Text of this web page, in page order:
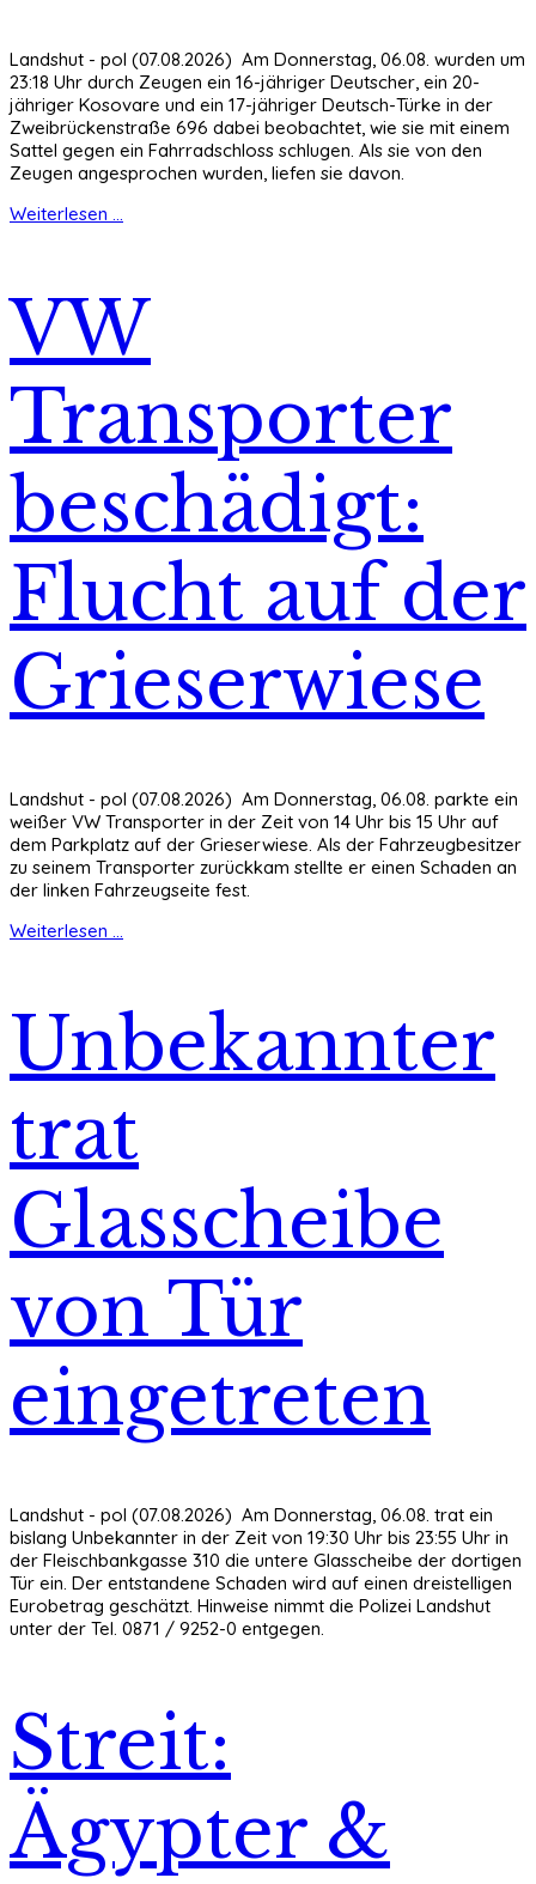
Landshut - pol (07.08.2026) Am Donnerstag, 06.08. wurden um
23:18 Uhr durch Zeugen ein 16-jähriger Deutscher, ein 20-
jähriger Kosovare und ein 17-jähriger Deutsch-Türke in der
Zweibrückenstraße 696 dabei beobachtet, wie sie mit einem
Sattel gegen ein Fahrradschloss schlugen. Als sie von den
Zeugen angesprochen wurden, liefen sie davon.
Weiterlesen ...
VW
Transporter
beschädigt:
Flucht auf der
Grieserwiese
Landshut - pol (07.08.2026) Am Donnerstag, 06.08. parkte ein
weißer VW Transporter in der Zeit von 14 Uhr bis 15 Uhr auf
dem Parkplatz auf der Grieserwiese. Als der Fahrzeugbesitzer
zu seinem Transporter zurückkam stellte er einen Schaden an
der linken Fahrzeugseite fest.
Weiterlesen ...
Unbekannter
trat
Glasscheibe
von Tür
eingetreten
Landshut - pol (07.08.2026) Am Donnerstag, 06.08. trat ein
bislang Unbekannter in der Zeit von 19:30 Uhr bis 23:55 Uhr in
der Fleischbankgasse 310 die untere Glasscheibe der dortigen
Tür ein. Der entstandene Schaden wird auf einen dreistelligen
Eurobetrag geschätzt. Hinweise nimmt die Polizei Landshut
unter der Tel. 0871 / 9252-0 entgegen.
Streit:
Ägypter &